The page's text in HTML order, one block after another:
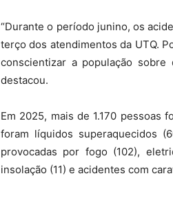
“Durante o período junino, os
terço dos atendimentos da UTQ.
conscientizar a população
destacou.
Em 2025, mais de 1.170 pessoas
foram líquidos superaquecidos
provocadas por fogo (102),
insolação (11) e acidentes com